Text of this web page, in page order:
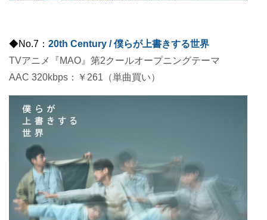
◆No.7： 20th Century / 僕らが上書きする世界
TVアニメ『MAO』第2クールオープニングテーマ
AAC 320kbps：￥261（単曲買い）